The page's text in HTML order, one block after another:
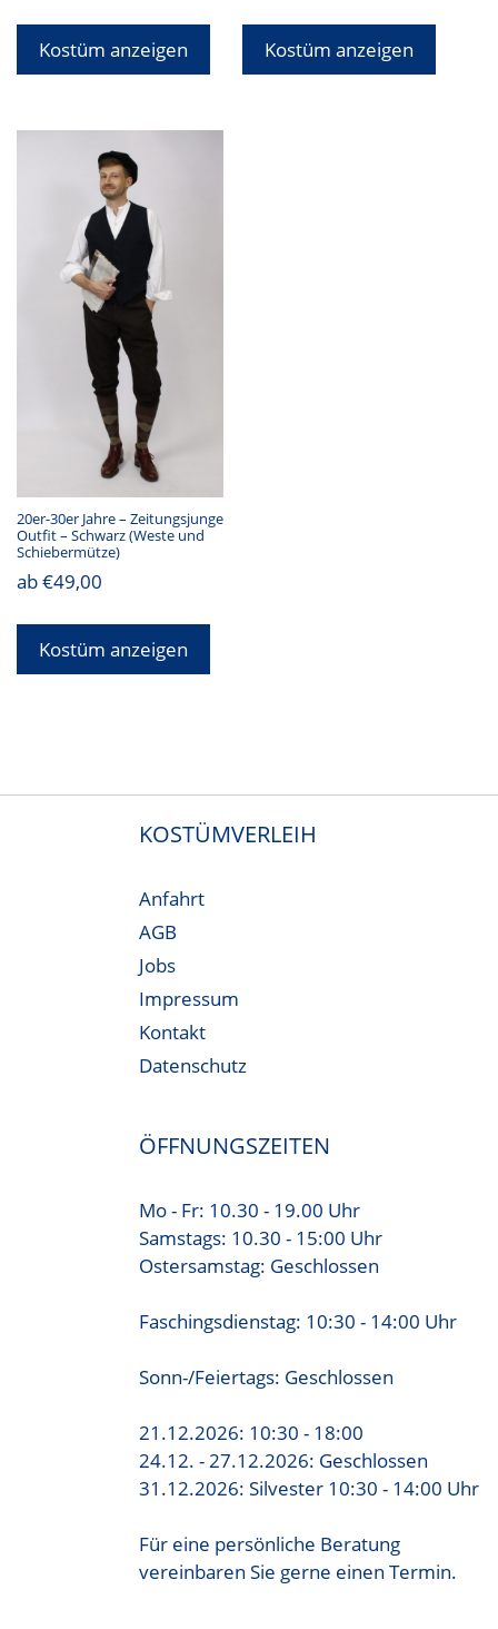
Kostüm anzeigen Kostüm anzeigen
20er-30er Jahre – Zeitungsjunge
Outfit – Schwarz (Weste und
Schiebermütze)
ab€49,00
Kostüm anzeigen
KOSTÜMVERLEIH
Anfahrt
AGB
Jobs
Impressum
Kontakt
Datenschutz
ÖFFNUNGSZEITEN
Mo - Fr: 10.30 - 19.00 Uhr
Samstags: 10.30 - 15:00 Uhr
Ostersamstag: Geschlossen
Faschingsdienstag: 10:30 - 14:00 Uhr
Sonn-/Feiertags: Geschlossen
21.12.2026: 10:30 - 18:00
24.12. - 27.12.2026: Geschlossen
31.12.2026: Silvester 10:30 - 14:00 Uhr
Für eine persönliche Beratung
vereinbaren Sie gerne einen Termin.